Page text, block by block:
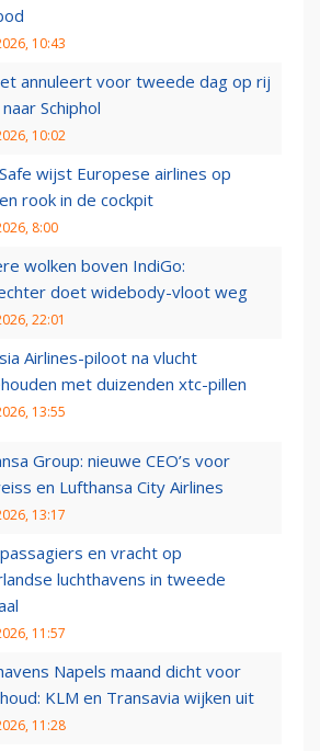
10:43
annuleert voor tweede dag op rij
Schiphol
10:02
wijst Europese airlines op
rook in de cockpit
8:00
wolken boven IndiGo:
doet widebody-vloot weg
22:01
Airlines-piloot na vlucht
met duizenden xtc-pillen
13:55
Group: nieuwe CEO’s voor
en Lufthansa City Airlines
13:17
en vracht op
luchthavens in tweede
11:57
Napels maand dicht voor
KLM en Transavia wijken uit
11:28